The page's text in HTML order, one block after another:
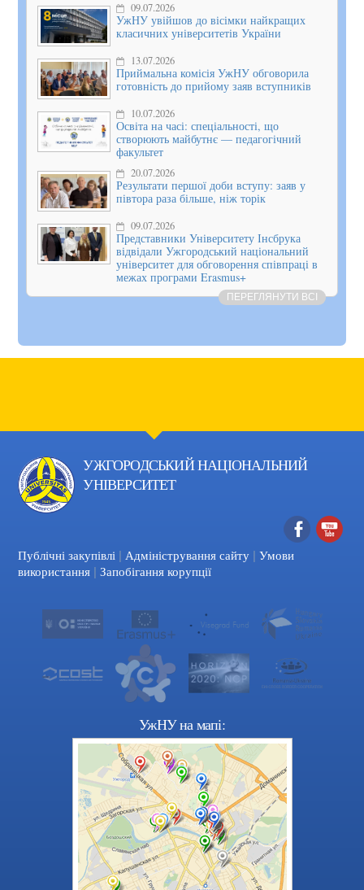
09.07.2026
УжНУ увійшов до вісімки найкращих
класичних університетів України
13.07.2026
Приймальна комісія УжНУ обговорила
готовність до прийому заяв вступників
10.07.2026
Освіта на часі: спеціальності, що
створюють майбутнє — педагогічний
факультет
20.07.2026
Результати першої доби вступу: заяв у
півтора раза більше, ніж торік
09.07.2026
Представники Університету Інсбрука
відвідали Ужгородський національний
університет для обговорення співпраці в
межах програми Erasmus+
ПЕРЕГЛЯНУТИ ВСІ
УЖГОРОДСЬКИЙ НАЦІОНАЛЬНИЙ
УНІВЕРСИТЕТ
Facebook
Публічні закупівлі | Адміністрування сайту | Умови
використання | Запобігання корупції
УжНУ на мапі: